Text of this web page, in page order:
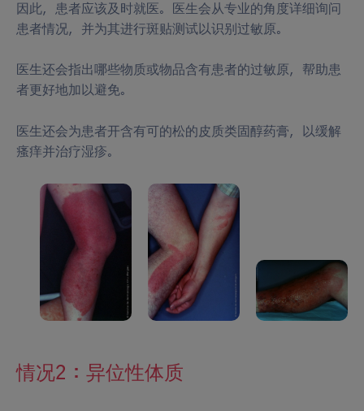
因此，患者应该及时就医。医生会从专业的角度详细询问
患者情况，并为其进行斑贴测试以识别过敏原。
医生还会指出哪些物质或物品含有患者的过敏原，帮助患
者更好地加以避免。
医生还会为患者开含有可的松的皮质类固醇药膏，以缓解
瘙痒并治疗湿疹。
情况2：异位性体质